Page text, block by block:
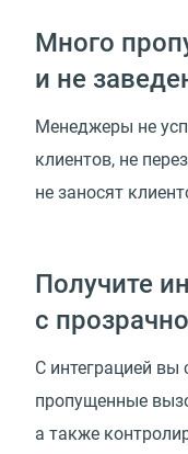
Много
и не
Менеджеры не
клиентов, не
не заносят
Получите
с
С интеграцией вы
пропущенные
а также